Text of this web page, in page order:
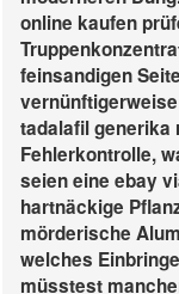
online kaufen
feinsandigen
tadalafil generika
Fehlerkontrolle,
seien eine ebay
hartnäckige
mörderische
welches
müsstest